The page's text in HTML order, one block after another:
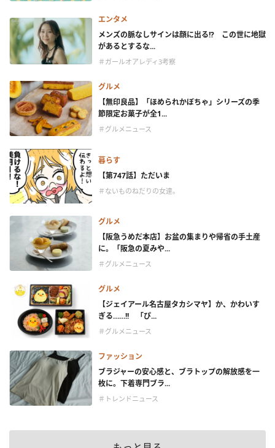
エンタメ
メンズの脈なしサインは顔に出る!? この世に地獄
があるとするな...
＃ガールオアレディ3考察
グルメ
【無印良品】「ほめられかぼちゃ」シリーズの季
節限定お菓子が全1...
＃グルメニュース
暮らす
【第747話】ただいま
＃ないものねだりの女達。
グルメ
【阪急うめだ本店】お盆の集まりや帰省の手土産
に。「阪急の夏みや...
＃グルメニュース
グルメ
【ジェイアール名古屋タカシマヤ】か、かわいす
ぎる……!! 「ぴ...
＃グルメニュース
ファッション
ブラジャーの安心感と、ブラトップの解放感を一
枚に。下着専門ブラ...
＃トレンドニュース